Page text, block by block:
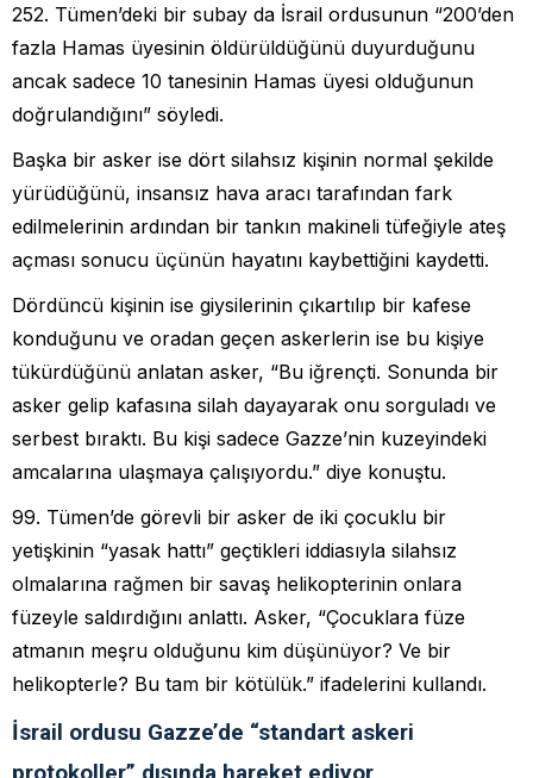
252. Tümen’deki bir subay da İsrail ordusunun “200’den
fazla Hamas üyesinin öldürüldüğünü duyurduğunu
ancak sadece 10 tanesinin Hamas üyesi olduğunun
doğrulandığını” söyledi.
Başka bir asker ise dört silahsız kişinin normal şekilde
yürüdüğünü, insansız hava aracı tarafından fark
edilmelerinin ardından bir tankın makineli tüfeğiyle ateş
açması sonucu üçünün hayatını kaybettiğini kaydetti.
Dördüncü kişinin ise giysilerinin çıkartılıp bir kafese
konduğunu ve oradan geçen askerlerin ise bu kişiye
tükürdüğünü anlatan asker, “Bu iğrençti. Sonunda bir
asker gelip kafasına silah dayayarak onu sorguladı ve
serbest bıraktı. Bu kişi sadece Gazze’nin kuzeyindeki
amcalarına ulaşmaya çalışıyordu.” diye konuştu.
99. Tümen’de görevli bir asker de iki çocuklu bir
yetişkinin “yasak hattı” geçtikleri iddiasıyla silahsız
olmalarına rağmen bir savaş helikopterinin onlara
füzeyle saldırdığını anlattı. Asker, “Çocuklara füze
atmanın meşru olduğunu kim düşünüyor? Ve bir
helikopterle? Bu tam bir kötülük.” ifadelerini kullandı.
İsrail ordusu Gazze’de “standart askeri
protokoller” dışında hareket ediyor